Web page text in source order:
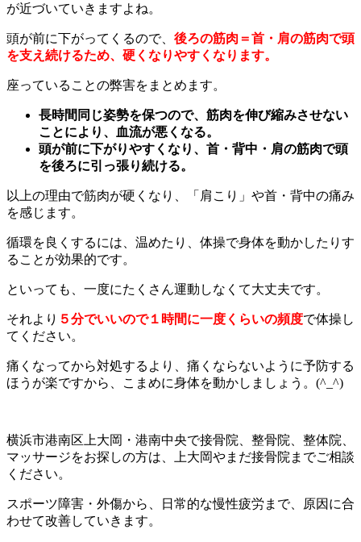
が近づいていきますよね。
頭が前に下がってくるので、 後ろの筋肉＝首・肩の筋肉で頭
を支え続けるため、硬くなりやすくなります。
座っていることの弊害をまとめます。
長時間同じ姿勢を保つので、筋肉を伸び縮みさせない
ことにより、血流が悪くなる。
頭が前に下がりやすくなり、首・背中・肩の筋肉で頭
を後ろに引っ張り続ける。
以上の理由で筋肉が硬くなり、「肩こり」や首・背中の痛み
を感じます。
循環を良くするには、温めたり、体操で身体を動かしたりす
ることが効果的です。
といっても、一度にたくさん運動しなくて大丈夫です。
それより ５分でいいので１時間に一度くらいの頻度で体操し
てください。
痛くなってから対処するより、痛くならないように予防する
ほうが楽ですから、こまめに身体を動かしましょう。(^_^)
横浜市港南区上大岡・港南中央で接骨院、整骨院、整体院、
マッサージをお探しの方は、上大岡やまだ接骨院までご相談
ください。
スポーツ障害・外傷から、日常的な慢性疲労まで、原因に合
わせて改善していきます。